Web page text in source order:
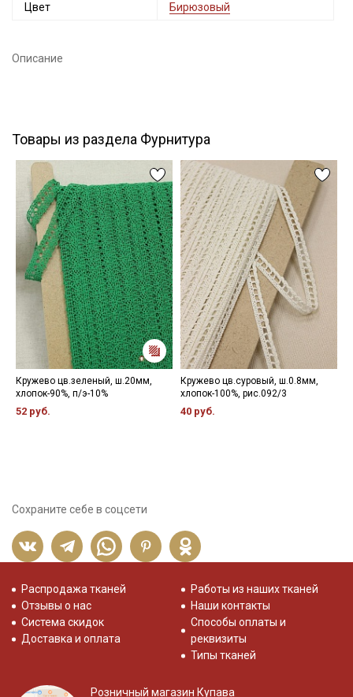
Цвет Бирюзовый
Описание
Товары из раздела Фурнитура
Кружево цв.зеленый, ш.20мм,
хлопок-90%, п/э-10%
52 руб.
Кружево цв.суровый, ш.0.8мм,
хлопок-100%, рис.092/3
40 руб.
Сохраните себе в соцсети
Распродажа тканей
Отзывы о нас
Система скидок
Доставка и оплата
Работы из наших тканей
Наши контакты
Способы оплаты и
реквизиты
Типы тканей
Розничный магазин Купава
информационных рассылок